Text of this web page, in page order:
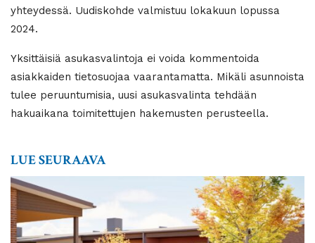
yhteydessä. Uudiskohde valmistuu lokakuun lopussa
2024.
Yksittäisiä asukasvalintoja ei voida kommentoida
asiakkaiden tietosuojaa vaarantamatta. Mikäli asunnoista
tulee peruuntumisia, uusi asukasvalinta tehdään
hakuaikana toimitettujen hakemusten perusteella.
LUE SEURAAVA